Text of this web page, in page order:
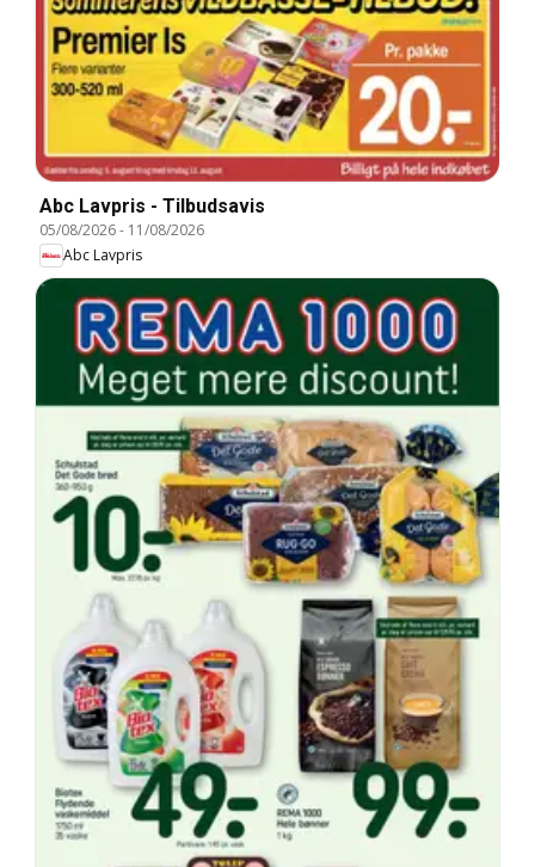
Abc Lavpris - Tilbudsavis
05/08/2026- 11/08/2026
Abc Lavpris